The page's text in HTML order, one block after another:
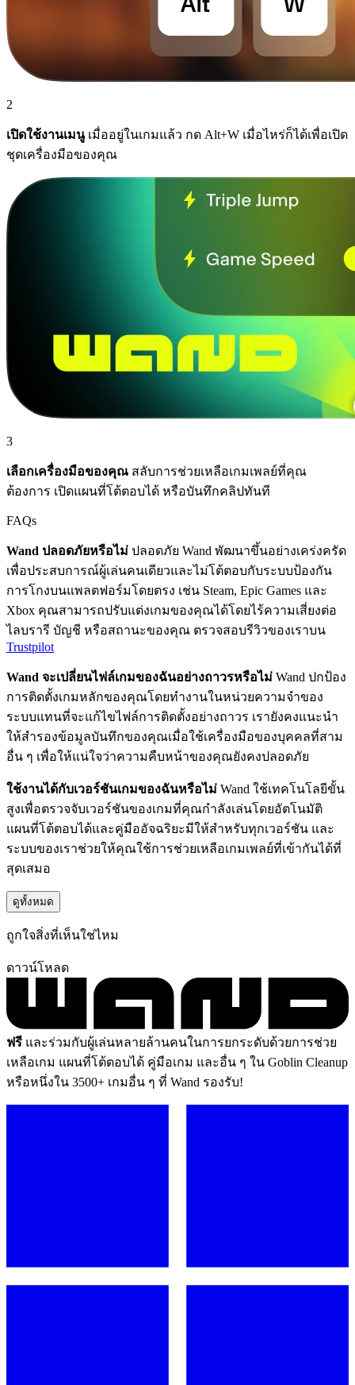
2
เปิดใช้งานเมนูเมื่ออยู่ในเกมแล้ว กด Alt+W เมื่อไหร่ก็ได้เพื่อเปิด
ชุดเครื่องมือของคุณ
3
เลือกเครื่องมือของคุณ สลับการช่วยเหลือเกมเพลย์ที่คุณ
ต้องการ เปิดแผนที่โต้ตอบได้ หรือบันทึกคลิปทันที
FAQs
Wand ปลอดภัยหรือไม่ ปลอดภัย Wand พัฒนาขึ้นอย่างเคร่งครัด
เพื่อประสบการณ์ผู้เล่นคนเดียวและไม่โต้ตอบกับระบบป้องกัน
การโกงบนแพลตฟอร์มโดยตรง เช่น Steam, Epic Games และ
Xbox คุณสามารถปรับแต่งเกมของคุณได้โดยไร้ความเสี่ยงต่อ
ไลบรารี บัญชี หรือสถานะของคุณ ตรวจสอบรีวิวของเราบน
Trustpilot
Wand จะเปลี่ยนไฟล์เกมของฉันอย่างถาวรหรือไม่ Wand ปกป้อง
การติดตั้งเกมหลักของคุณโดยทำงานในหน่วยความจำของ
ระบบแทนที่จะแก้ไขไฟล์การติดตั้งอย่างถาวร เรายังคงแนะนำ
ให้สำรองข้อมูลบันทึกของคุณเมื่อใช้เครื่องมือของบุคคลที่สาม
อื่น ๆ เพื่อให้แน่ใจว่าความคืบหน้าของคุณยังคงปลอดภัย
ใช้งานได้กับเวอร์ชันเกมของฉันหรือไม่ Wand ใช้เทคโนโลยีขั้น
สูงเพื่อตรวจจับเวอร์ชันของเกมที่คุณกำลังเล่นโดยอัตโนมัติ
แผนที่โต้ตอบได้และคู่มืออัจฉริยะมีให้สำหรับทุกเวอร์ชัน และ
ระบบของเราช่วยให้คุณใช้การช่วยเหลือเกมเพลย์ที่เข้ากันได้ที่
สุดเสมอ
ดูทั้งหมด
ถูกใจสิ่งที่เห็นใช่ไหม
ดาวน์โหลด
ฟรี และร่วมกับผู้เล่นหลายล้านคนในการยกระดับด้วยการช่วย
เหลือเกม แผนที่โต้ตอบได้ คู่มือเกม และอื่น ๆ ใน Goblin Cleanup
หรือหนึ่งใน 3500+ เกมอื่น ๆ ที่ Wand รองรับ!